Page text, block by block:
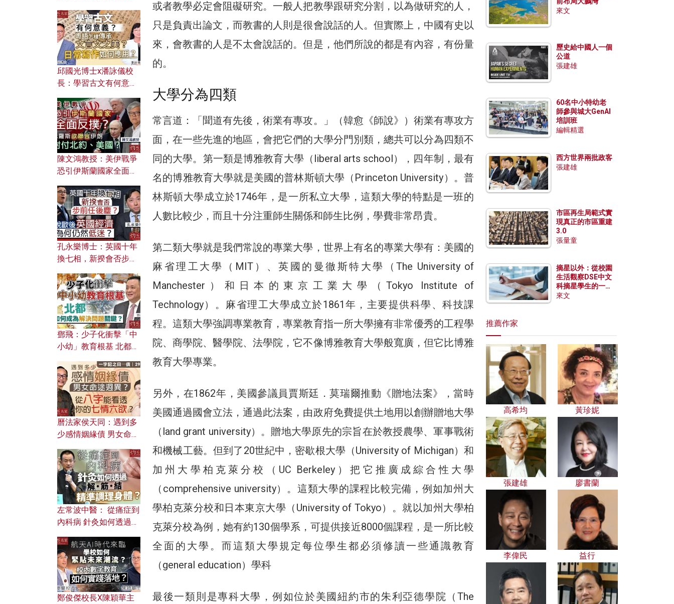
或者教學必定會阻礙研究。一般人把教學跟研究分割，以為做研究的人，
只是負責出論文，而教書的人則是很會說話的人。但實際上，中國有史以
來，會教書的人是不太會說話的。但是，他們所說的都是有內容，有份量
的。
大學分為四類
常言道：「聞道有先後，術業有專攻。」（韓愈《師說》）術業有專攻方
面，在一些先進的地區，會把它們的大學分門別類，總共可以分為四類不
同的大學。第一類是博雅教育大學（liberal arts school），四年制，最有
名的博雅教育大學就是美國的普林斯頓大學（Princeton University）。普
林斯頓大學成立於1746年，是一所私立大學，這類大學的特點是一班的
人數比較少，而且十分注重師生關係和師生比例，學費非常昂貴。
第二類大學就是我們常說的專業大學，世界上有名的專業大學有：美國的
麻省理工大學（MIT）、英國的曼徹斯特大學（The University of
Manchester）和日本的東京工業大學（Tokyo Institute of
Technology）。麻省理工大學成立於1861年，主要提供科學、科技課
程。這類大學強調專業教育，專業教育指一所大學擁有非常優秀的工程學
院、商學院、醫學院、法學院，它不像博雅教育大學般寬廣，但它比博雅
教育大學專業。
另外，在1862年，美國參議員賈斯廷．莫瑞爾推動《贈地法案》，當時
美國通過國會立法，通過此法案，由政府免費提供土地用以創辦贈地大學
（land grant university）。贈地大學原先的宗旨在於教授農學、軍事戰術
和機械工藝。但到了20世紀中，密歇根大學（University of Michigan）和
加州大學柏克萊分校（UC Berkeley）把它推廣成綜合性大學
（comprehensive university）。這類大學的課程比較完備，例如加州大
學柏克萊分校和日本東京大學（University of Tokyo）。就以加州大學柏
克萊分校為例，她有約130個學系，可提供接近8000個課程，是一所比較
全面的大學。而這類大學規定每位學生都必須修讀一些通識教育
（general education）學科
最後一類則是專科大學，例如位於美國紐約市的朱利亞德學院（The
風險攻擊美軍，背後有
何盤算？
邱國光博士x潘詠儀校
長：學習古文有何意
文之美？ 日常寫作如何
應用？
陳文鴻教授：美伊戰爭
恐引伊斯蘭國家全面反
對付北約美國？
孔永樂博士：英國十年
換七相，新揆會否步前
濟為何仍然低迷？
鄧飛：少子化衝擊「中
小幼」教育根基 北都如
曆法家侯天同：遇到多
少感情姻緣債 男女命途
的七情六欲？
左常波中醫： 從痛症到
內科病 針灸如何透過解
鄭俊傑校長X陳穎華主
來文
歷史給中國人一個
公道
張建雄
60名中小特幼老
師參與城大GenAI
培訓班
編輯精選
西方世界兩批政客
張建雄
市區再生局範式實
現真正的市區重建
3.0
張量童
摘星以外：從校園
生活觀察DSE中文
科摘星學生的一點
特質
來文
推薦作家
高希均 黃珍妮
張建雄 廖書蘭
李偉民 益行